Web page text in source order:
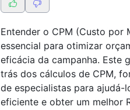
Entender o CPM (Custo por
essencial para otimizar
eficácia da campanha. Este
trás dos cálculos de CPM,
de especialistas para
eficiente e obter um melhor